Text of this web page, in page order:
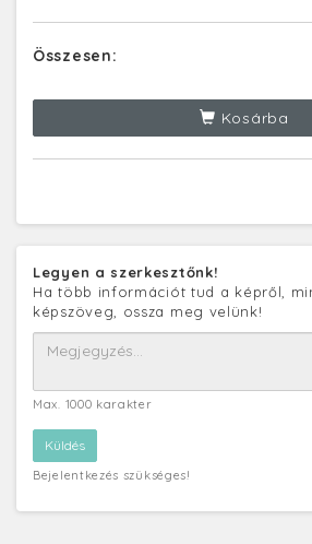
Összesen:
Kosárba
Legyen a szerkesztőnk!
Ha több információt tud a képről,
képszöveg, ossza meg velünk!
Max. 1000 karakter
Bejelentkezés szükséges!